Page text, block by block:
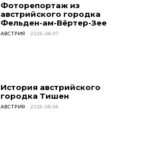
Фоторепортаж из
австрийского городка
Фельден-ам-Вёртер-Зее
АВСТРИЯ 2026-08-07
История австрийского
городка Тишен
АВСТРИЯ 2026-08-06